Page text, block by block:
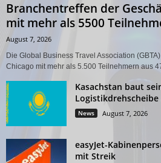
Branchentreffen der
mit mehr als 5500
August 7, 2026
Die Global Business Travel Association
Chicago mit mehr als 5.500 Teilnehmern aus
Kasachstan baut
Logistikdrehscheibe
News August 7, 2026
easyJet-
mit Streik